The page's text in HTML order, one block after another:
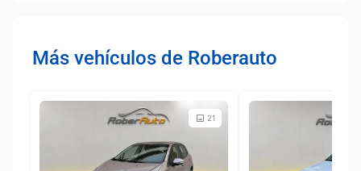
Más vehículos de Roberauto
21